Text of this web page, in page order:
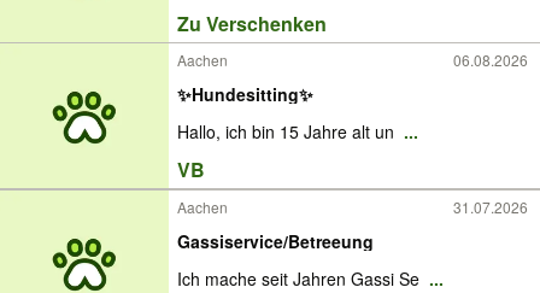
Zu Verschenken
Aachen 06.08.2026
✨Hundesitting✨
Hallo, ich bin 15 Jahre alt un ...
VB
Aachen 31.07.2026
Gassiservice/Betreeung
Ich mache seit Jahren Gassi Se ...